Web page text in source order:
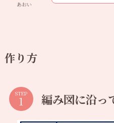
あおい
作り方
STEP 編み図に沿っ